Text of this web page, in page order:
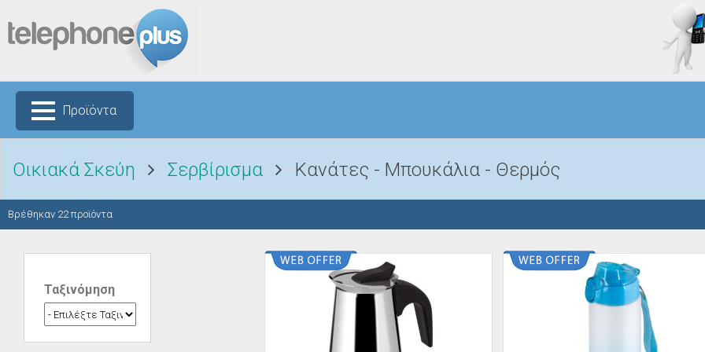
Προϊόντα
Οικιακά Σκεύη Σερβίρισμα Κανάτες - Μπουκάλια - Θερμός
Βρέθηκαν 22προϊόντα
Ταξινόμηση